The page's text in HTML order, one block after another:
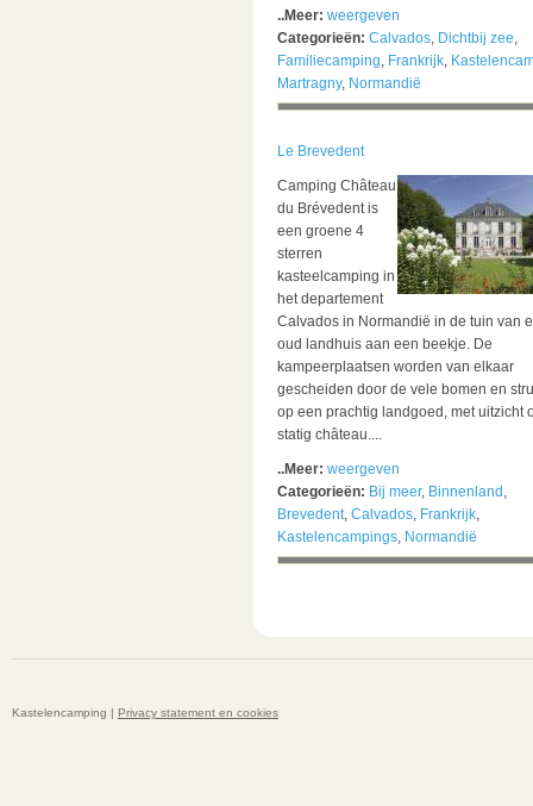
..Meer: weergeven
Categorieën: Calvados, Dichtbij zee,
Familiecamping, Frankrijk,
Martragny, Normandië
Le Brevedent
Camping Château
du Brévedent is
een groene 4
sterren
kasteelcamping in
het departement
Calvados in Normandië in de tuin van
oud landhuis aan een beekje. De
kampeerplaatsen worden van elkaar
gescheiden door de vele bomen en
op een prachtig landgoed, met uitzicht
statig château....
..Meer: weergeven
Categorieën: Bij meer, Binnenland ,
Brevedent, Calvados, Frankrijk,
Kastelencampings, Normandië
Kastelencamping | Privacy statement en cookies